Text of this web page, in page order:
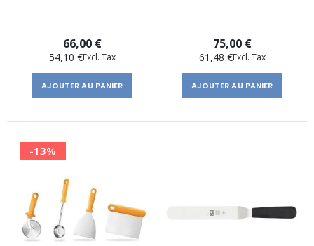
66,00 €
54,10 €
AJOUTER AU PANIER
75,00 €
61,48 €
AJOUTER AU PANIER
-13%